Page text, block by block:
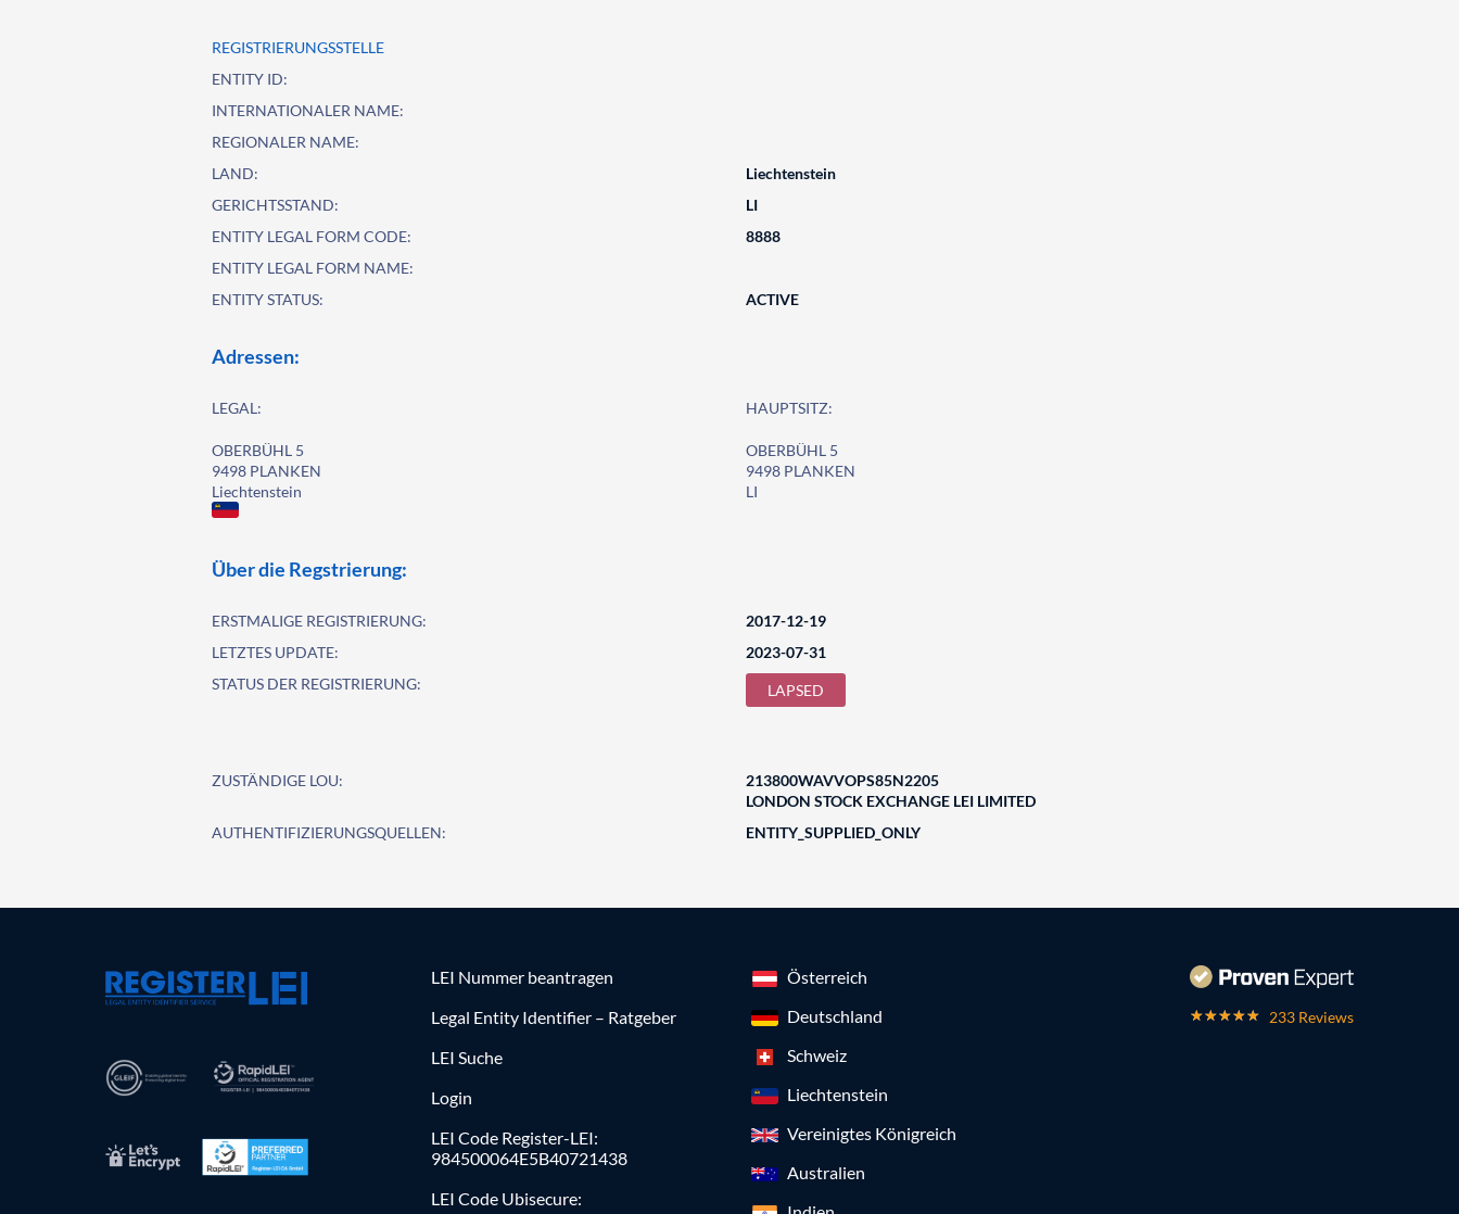
REGISTRIERUNGSSTELLE
ENTITY ID:
INTERNATIONALER NAME:
REGIONALER NAME:
LAND:
Liechtenstein
GERICHTSSTAND:
LI
ENTITY LEGAL FORM CODE:
8888
ENTITY LEGAL FORM NAME:
ENTITY STATUS:
ACTIVE
Adressen:
LEGAL:
OBERBÜHL 5
9498 PLANKEN
Liechtenstein
HAUPTSITZ:
OBERBÜHL 5
9498 PLANKEN
LI
Über die Regstrierung:
ERSTMALIGE REGISTRIERUNG:
2017-12-19
LETZTES UPDATE:
2023-07-31
STATUS DER REGISTRIERUNG:
LAPSED
ZUSTÄNDIGE LOU:
213800WAVVOPS85N2205
LONDON STOCK EXCHANGE LEI LIMITED
AUTHENTIFIZIERUNGSQUELLEN:
ENTITY_SUPPLIED_ONLY
LEI Nummer beantragen
Legal Entity Identifier – Ratgeber
LEI Suche
Login
LEI Code Register-LEI:
984500064E5B40721438
LEI Code Ubisecure:
Österreich
Deutschland
Schweiz
Liechtenstein
Vereinigtes Königreich
Australien
233 Reviews